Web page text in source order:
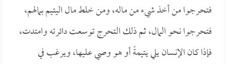
فتحرجوا من أخذ شيء من ماله، ومن خلط مال اليتيم بمالهم،
فتحرجوا نحو المال، ثم ذلك التحرج توسعت دائرته وامتدت،
فإذا كان الإنسان يلي يتيمةً أو هو وصي عليها، ويرغب في